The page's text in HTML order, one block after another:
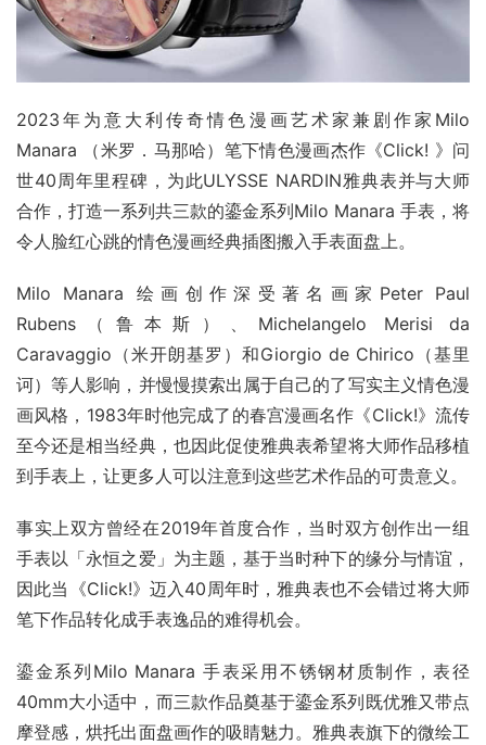
2023年为意大利传奇情色漫画艺术家兼剧作家Milo
Manara （米罗．马那哈）笔下情色漫画杰作《Click! 》问
世40周年里程碑，为此ULYSSE NARDIN雅典表并与大师
合作，打造一系列共三款的鎏金系列Milo Manara 手表，将
令人脸红心跳的情色漫画经典插图搬入手表面盘上。
Milo Manara 绘画创作深受著名画家Peter Paul
Rubens（鲁本斯）、Michelangelo Merisi da
Caravaggio（米开朗基罗）和Giorgio de Chirico（基里
诃）等人影响，并慢慢摸索出属于自己的了写实主义情色漫
画风格，1983年时他完成了的春宫漫画名作《Click!》流传
至今还是相当经典，也因此促使雅典表希望将大师作品移植
到手表上，让更多人可以注意到这些艺术作品的可贵意义。
事实上双方曾经在2019年首度合作，当时双方创作出一组
手表以「永恒之爱」为主题，基于当时种下的缘分与情谊，
因此当《Click!》迈入40周年时，雅典表也不会错过将大师
笔下作品转化成手表逸品的难得机会。
鎏金系列Milo Manara 手表采用不锈钢材质制作，表径
40mm大小适中，而三款作品奠基于鎏金系列既优雅又带点
摩登感，烘托出面盘画作的吸睛魅力。雅典表旗下的微绘工